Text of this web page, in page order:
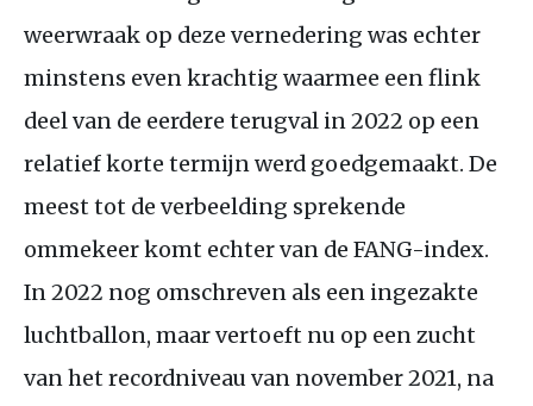
weerwraak op deze vernedering was echter
minstens even krachtig waarmee een flink
deel van de eerdere terugval in 2022 op een
relatief korte termijn werd goedgemaakt. De
meest tot de verbeelding sprekende
ommekeer komt echter van de FANG-index.
In 2022 nog omschreven als een ingezakte
luchtballon, maar vertoeft nu op een zucht
van het recordniveau van november 2021, na